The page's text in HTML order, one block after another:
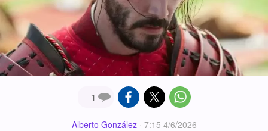
1
Alberto González· 7:15 4/6/2026